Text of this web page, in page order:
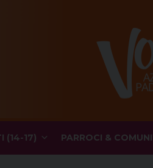
(14-17) PARROCI &